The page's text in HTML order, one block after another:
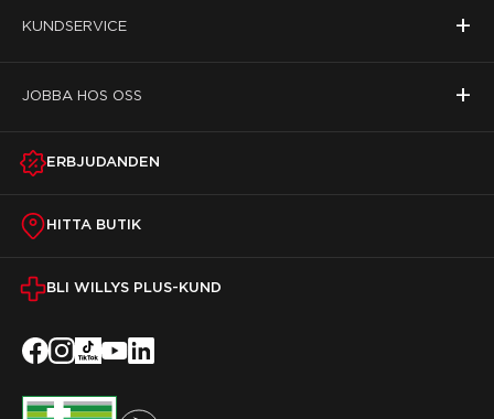
KUNDSERVICE +
JOBBA HOS OSS +
ERBJUDANDEN
HITTA BUTIK
BLI WILLYS PLUS-KUND